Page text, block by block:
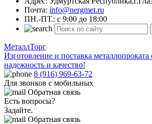
Почта: info@nergmet.ru
ПН.-ПТ.: с 9:00 до 18:00
МеталлТорг
Изготовление и поставка
надежность и качество!
8 (916) 969-63-72
Для звонков с мобильных
Обратная связь
Есть вопросы?
Задайте.
Обратная связь